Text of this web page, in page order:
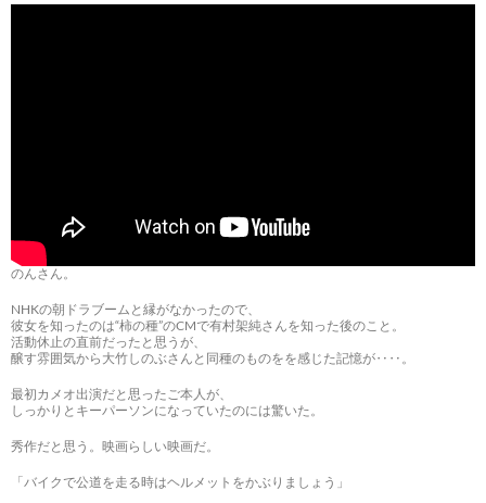
のんさん。
NHKの朝ドラブームと縁がなかったので、
彼女を知ったのは“柿の種”のCMで有村架純さんを知った後のこと。
活動休止の直前だったと思うが、
醸す雰囲気から大竹しのぶさんと同種のものをを感じた記憶が‥‥。
最初カメオ出演だと思ったご本人が、
しっかりとキーパーソンになっていたのには驚いた。
秀作だと思う。映画らしい映画だ。
「バイクで公道を走る時はヘルメットをかぶりましょう」